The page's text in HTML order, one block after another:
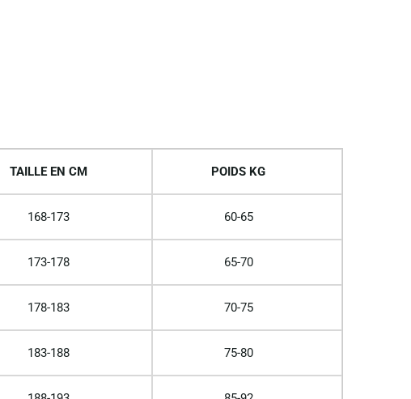
TAILLE EN CM POIDS KG
168-173 60-65
173-178 65-70
178-183 70-75
183-188 75-80